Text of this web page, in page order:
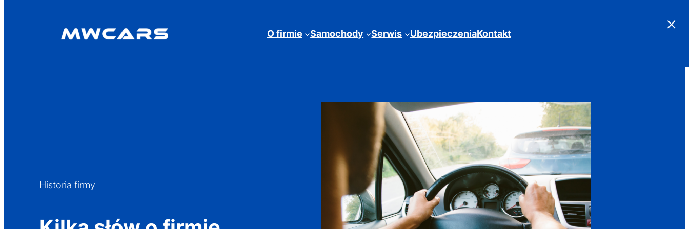
O firmie Samochody Serwis UbezpieczeniaKontakt
Historia firmy
×